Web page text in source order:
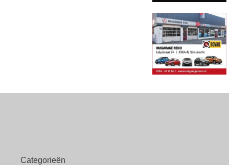
Categorieën